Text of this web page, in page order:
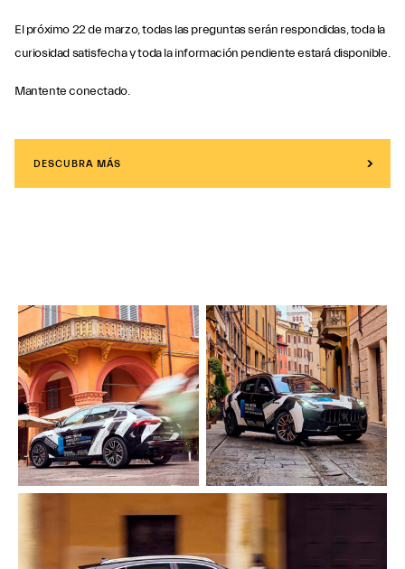
El próximo 22 de marzo, todas las preguntas serán respondidas, toda la
curiosidad satisfecha y toda la información pendiente estará disponible.
Mantente conectado.
DESCUBRA MÁS